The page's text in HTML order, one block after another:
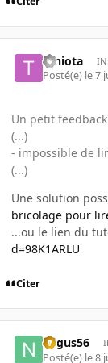
teniota
Posté(e) le 7
Un petit
(...)
- impossible de
(...)
Une solution
bricolage pour
...ou le lien du
d=98K1ARLU
Citer
negus56
Posté(e) le 8